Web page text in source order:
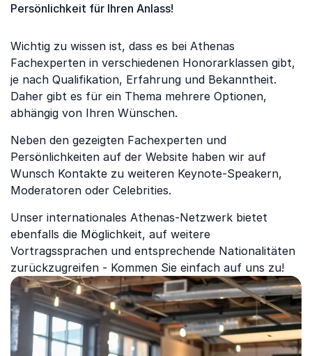
Persönlichkeit für Ihren Anlass!
Wichtig zu wissen ist, dass es bei Athenas
Fachexperten in verschiedenen Honorarklassen gibt,
je nach Qualifikation, Erfahrung und Bekanntheit.
Daher gibt es für ein Thema mehrere Optionen,
abhängig von Ihren Wünschen.
Neben den gezeigten Fachexperten und
Persönlichkeiten auf der Website haben wir auf
Wunsch Kontakte zu weiteren Keynote-Speakern,
Moderatoren oder Celebrities.
Unser internationales Athenas-Netzwerk bietet
ebenfalls die Möglichkeit, auf weitere
Vortragssprachen und entsprechende Nationalitäten
zurückzugreifen - Kommen Sie einfach auf uns zu!